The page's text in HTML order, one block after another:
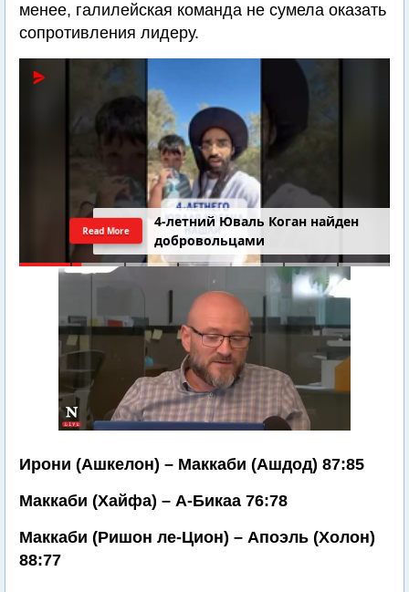
менее, галилейская команда не сумела оказать
сопротивления лидеру.
4-летний Юваль Коган найден
добровольцами
Read More
Ирони (Ашкелон) – Маккаби (Ашдод) 87:85
Маккаби (Хайфа) – А-Бикаа 76:78
Маккаби (Ришон ле-Цион) – Апоэль (Холон)
88:77